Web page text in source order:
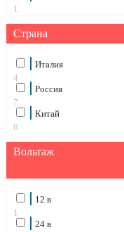
1
Страна
Италия
4
Россия
7
Китай
8
Вольтаж
12 в
1
24 в